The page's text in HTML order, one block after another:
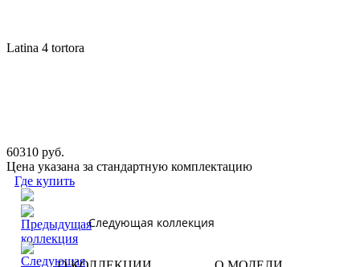
Latina 4 tortora
60310 руб.
Цена указана за стандартную комплектацию
Где купить
Следующая коллекция